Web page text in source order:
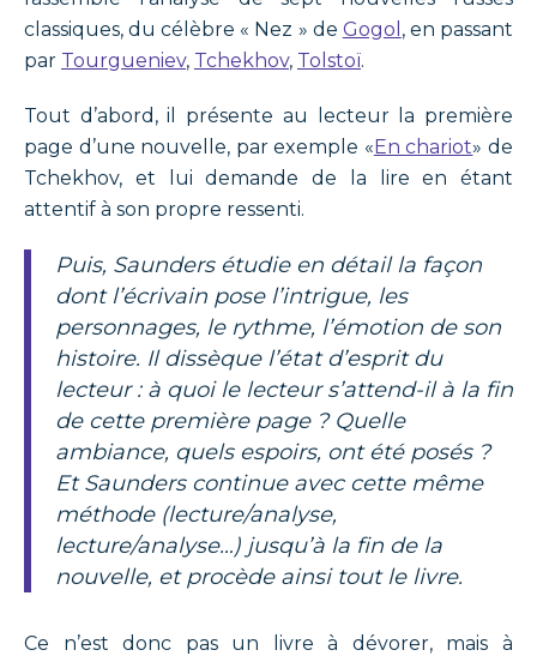
classiques, du célèbre « Nez » de Gogol , en passant
par Tourgueniev, Tchekhov, Tolstoï.
Tout d’abord, il présente au lecteur la première
page d’une nouvelle, par exemple «En chariot» de
Tchekhov, et lui demande de la lire en étant
attentif à son propre ressenti.
Puis, Saunders étudie en détail la façon
dont l’écrivain pose l’intrigue, les
personnages, le rythme, l’émotion de son
histoire. Il dissèque l’état d’esprit du
lecteur : à quoi le lecteur s’attend-il à la fin
de cette première page ? Quelle
ambiance, quels espoirs, ont été posés ?
Et Saunders continue avec cette même
méthode (lecture/analyse,
lecture/analyse…) jusqu’à la fin de la
nouvelle, et procède ainsi tout le livre.
Ce n’est donc pas un livre à dévorer, mais à